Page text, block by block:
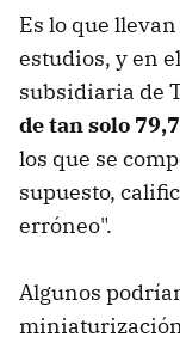
Es lo que
estudios, y en
subsidiaria de
de tan solo
los que se
supuesto,
erróneo".
Algunos